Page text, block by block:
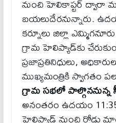
నుంచి హెలికాప్టర్ ద్వారా
బయలుదేరనున్నారు.
కర్నూలు జిల్లా
గ్రామ హెలిప్యాడ్‌కు
ప్రజాప్రతినిధులు,
ముఖ్యమంత్రికి స్వాగతం
గ్రామ సభలో పాల్గొననున్న
అనంతరం ఉదయం
హెలిప్యాడ్ నుంచి రోడ్డు